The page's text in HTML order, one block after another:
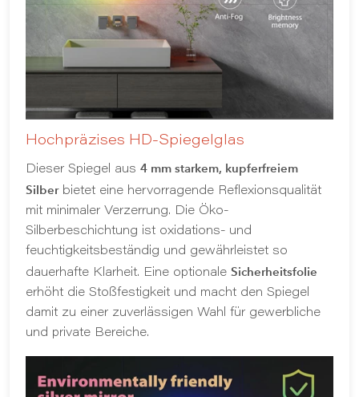
Hochpräzises HD-Spiegelglas
Dieser Spiegel aus 4 mm starkem, kupferfreiem
Silberbietet eine hervorragende Reflexionsqualität
mit minimaler Verzerrung. Die Öko-
Silberbeschichtung ist oxidations- und
feuchtigkeitsbeständig und gewährleistet so
dauerhafte Klarheit. Eine optionale Sicherheitsfolie
erhöht die Stoßfestigkeit und macht den Spiegel
damit zu einer zuverlässigen Wahl für gewerbliche
und private Bereiche.